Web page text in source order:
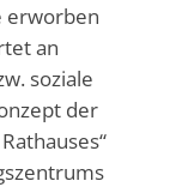
erworben
an
soziale
der